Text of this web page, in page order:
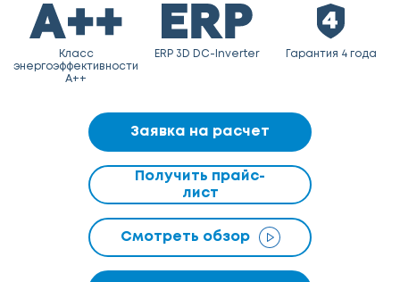
Класс
энергоэффективности
A++
ERP 3D DC-Inverter Гарантия 4 года
Заявка на расчет
Получить прайс-
лист
Смотреть обзор